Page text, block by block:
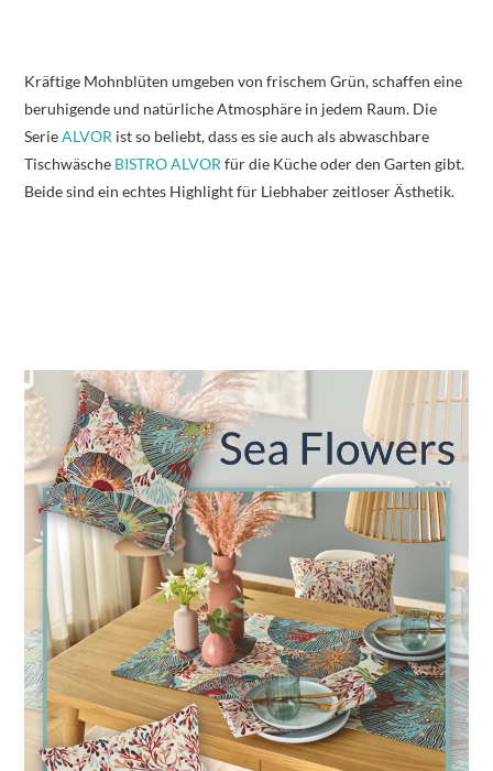
Kräftige Mohnblüten umgeben von frischem Grün, schaffen eine
beruhigende und natürliche Atmosphäre in jedem Raum. Die
SerieALVOR ist so beliebt, dass es sie auch als abwaschbare
Tischwäsche BISTRO ALVORfür die Küche oder den Garten gibt.
Beide sind ein echtes Highlight für Liebhaber zeitloser Ästhetik.